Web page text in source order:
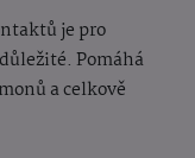
je pro
Pomáhá
a celkově